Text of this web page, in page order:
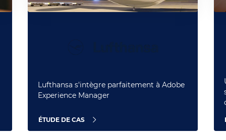
Lufthansa s'intègre parfaitement à Adobe
Experience Manager
ÉTUDE DE CAS